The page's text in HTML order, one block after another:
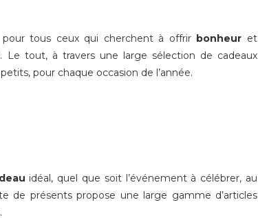
tous ceux qui cherchent à offrir bonheur et
tout, à travers une large sélection de cadeaux
pour chaque occasion de l’année.
idéal, quel que soit l’événement à célébrer, au
de présents propose une large gamme d’articles